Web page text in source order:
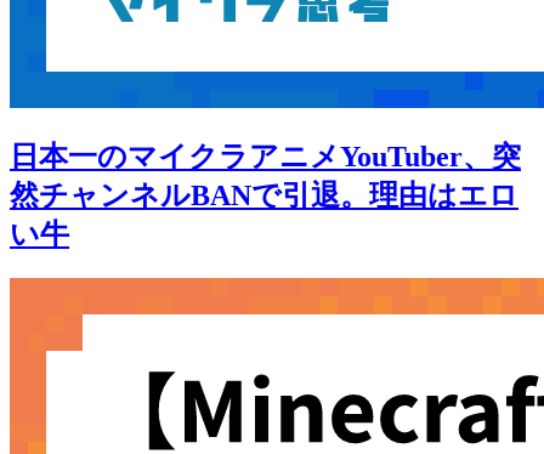
日本一のマイクラアニメYouTuber、突
然チャンネルBANで引退。理由はエロ
い牛